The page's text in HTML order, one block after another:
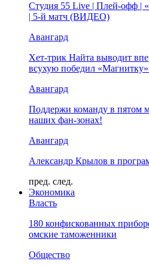
Студия 55 Live | Плей-офф |
| 5-й матч (ВИДЕО)
Авангард
Хет-трик Найта выводит
всухую победил
Авангард
Поддержи команду в пятом
наших фан-зонах!
Авангард
Александр Крылов в
пред. след.
Экономика
Власть
180 конфискованных
омские таможенники
Общество